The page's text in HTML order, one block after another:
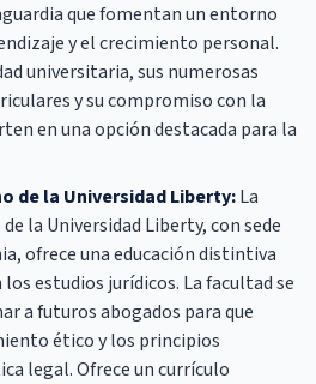
que fomentan un entorno
y el crecimiento personal.
universitaria, sus numerosas
y su compromiso con la
en una opción destacada para la
de la Universidad Liberty:La
la Universidad Liberty, con sede
ofrece una educación distintiva
estudios jurídicos. La facultad se
a futuros abogados para que
ético y los principios
legal. Ofrece un currículo